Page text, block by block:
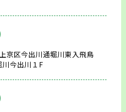
京区今出川通堀川東入飛鳥
今出川１F